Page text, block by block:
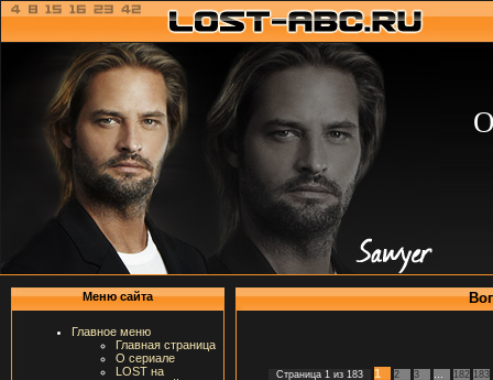
Меню сайта
Главное меню
Главная страница
О сериале
LOST на
Страница 1 из 183 1 2 3 182 183